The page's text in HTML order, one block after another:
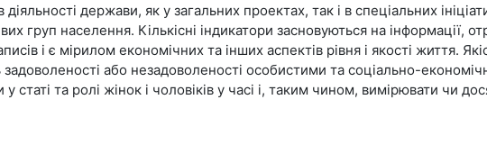
держави, як у загальних проектах, так і в спеціальних
груп населення. Кількісні індикатори засновуються на інформації,
і є мірилом економічних та інших аспектів рівня і якості життя.
або незадоволеності особистими та соціально-
статі та ролі жінок і чоловіків у часі і, таким чином, вимірювати чи